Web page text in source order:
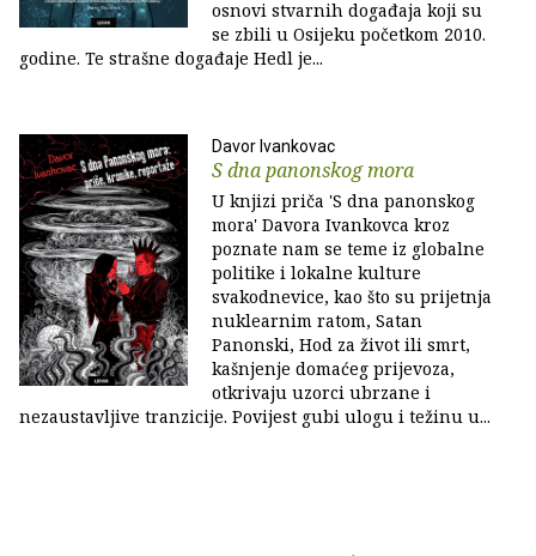
osnovi stvarnih događaja koji su
se zbili u Osijeku početkom 2010.
godine. Te strašne događaje Hedl je...
Davor Ivankovac
S dna panonskog mora
U knjizi priča 'S dna panonskog
mora' Davora Ivankovca kroz
poznate nam se teme iz globalne
politike i lokalne kulture
svakodnevice, kao što su prijetnja
nuklearnim ratom, Satan
Panonski, Hod za život ili smrt,
kašnjenje domaćeg prijevoza,
otkrivaju uzorci ubrzane i
nezaustavljive tranzicije. Povijest gubi ulogu i težinu u...